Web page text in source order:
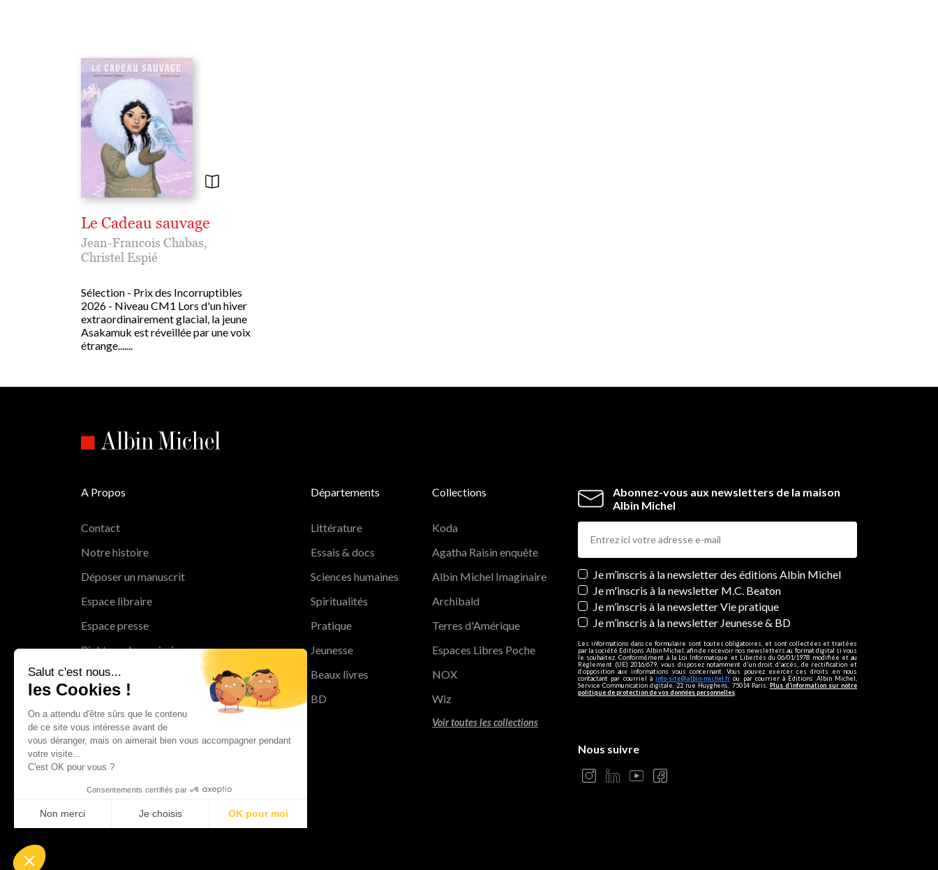
Salut c'est nous...
les Cookies !
On a attendu d'être sûrs que le contenu
de ce site vous intéresse avant de
vous déranger, mais on aimerait bien vous accompagner pendant
votre visite...
C'est OK pour vous ?
Consentements certifiés par
Non merci Je choisis OK pour moi
Notre plateforme vous permet d'adapter et de gérer vos paramètres de confidentialité, en garantissant la conformité avec les réglementations. Personnalisez vos préférences pour
Le Cadeau sauvage
Jean-Francois Chabas,
Christel Espié
Sélection - Prix des Incorruptibles
2026 - Niveau CM1 Lors d'un hiver
extraordinairement glacial, la jeune
Asakamuk est réveillée par une voix
étrange.......
Abonnez-vous aux newsletters de la maison
Albin Michel
Newsletters
Je m’inscris à la newsletter des éditions Albin Michel
Je m'inscris à la newsletter M.C. Beaton
Je m’inscris à la newsletter Vie pratique
Je m’inscris à la newsletter Jeunesse & BD
Les informations dans ce formulaire sont toutes obligatoires, et sont collectées et traitées
par la société Editions Albin Michel, afin de recevoir nos newsletters au format digital si vous
le souhaitez. Conformément à la Loi Informatique et Libertés du 06/01/1978 modifiée et au
Règlement (UE) 2016/679, vous disposez notamment d'un droit d'accès, de rectification et
d’opposition aux informations vous concernant. Vous pouvez exercer ces droits en nous
contactant par courriel àinfo-site@albin-michel.fr ou par courrier à Editions Albin Michel,
Service Communication digitale, 22 rue Huyghens, 75014 Paris. Plus d’information sur notre
politique de protection de vos données personnelles
A Propos
Contact
Notre histoire
Déposer un manuscrit
Espace libraire
Espace presse
Rights and permissions
Mentions légales
Cookies
Charte de protection des données
personnelles
Le Groupe Albin Michel
Les librairies du groupe Albin Michel
Albin Michel Imaginaire
Départements
Littérature
Essais & docs
Sciences humaines
Spiritualités
Pratique
Jeunesse
Beaux livres
BD
Collections
Koda
Agatha Raisin enquête
Albin Michel Imaginaire
Archibald
Terres d'Amérique
Espaces Libres Poche
NOX
Wiz
Voir toutes les collections
Nous suivre